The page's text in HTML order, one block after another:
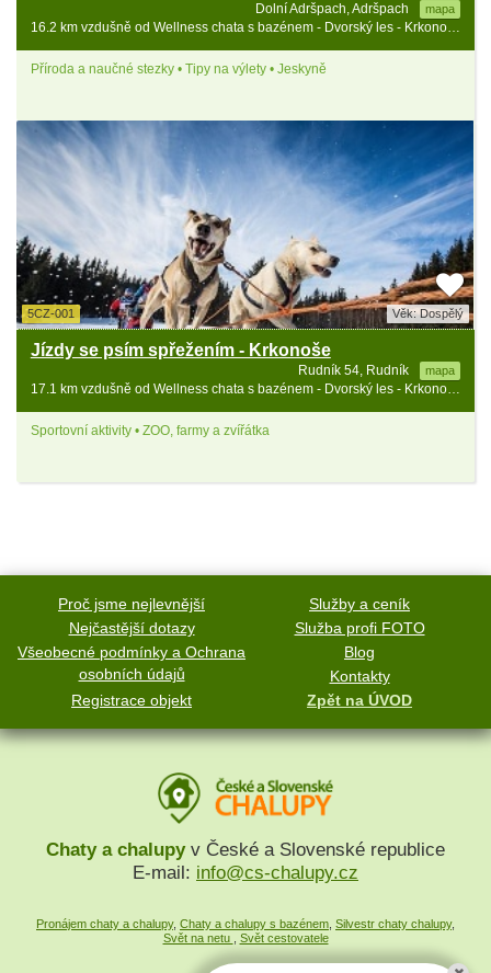
Dolní Adršpach, Adršpach mapa
16.2 km vzdušně od Wellness chata s bazénem - Dvorský les - Krkonoše
Příroda a naučné stezky • Tipy na výlety • Jeskyně
5CZ-001 Věk: Dospělý
Jízdy se psím spřežením - Krkonoše
Rudník 54, Rudník mapa
17.1 km vzdušně od Wellness chata s bazénem - Dvorský les - Krkonoše
Sportovní aktivity • ZOO, farmy a zvířátka
Proč jsme nejlevnější
Služby a ceník
Nejčastější dotazy
Služba profi FOTO
Všeobecné podmínky a Ochrana
osobních údajů
Blog
Kontakty
Registrace objekt
Zpět na ÚVOD
Chaty a chalupyv České a Slovenské republice
E-mail: info@cs-chalupy.cz
Pronájem chaty a chalupy, Chaty a chalupy s bazénem, Silvestr chaty chalupy,
Svět na netu , Svět cestovatele